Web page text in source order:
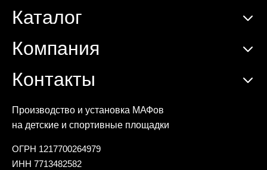
Производство и установка МАФов
на детские и спортивные площадки
ОГРН 1217700264979
ИНН 7713482582
Каталог
Компания
Контакты